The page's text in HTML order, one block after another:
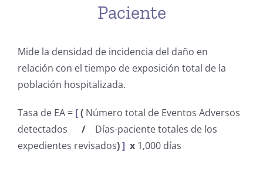
Paciente
Mide la densidad de incidencia del daño en
relación con el tiempo de exposición total de la
población hospitalizada.
Tasa de EA = [(Número total de Eventos Adversos
detectados /Días-paciente totales de los
expedientes revisados)] x1,000 días